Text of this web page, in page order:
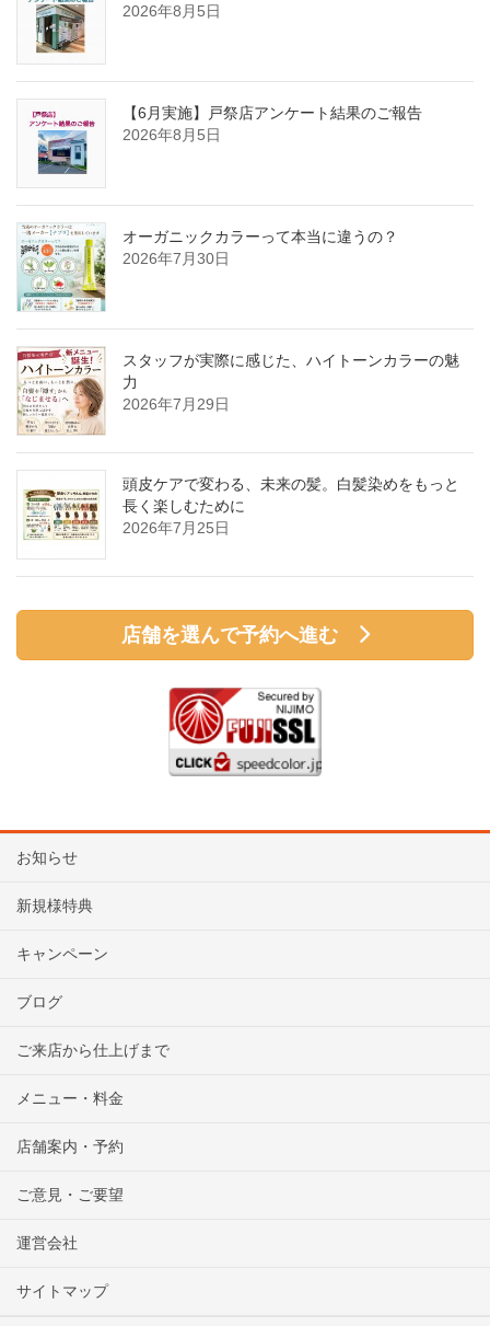
2026年8月5日
【6月実施】戸祭店アンケート結果のご報告
2026年8月5日
オーガニックカラーって本当に違うの？
2026年7月30日
スタッフが実際に感じた、ハイトーンカラーの魅
力
2026年7月29日
頭皮ケアで変わる、未来の髪。白髪染めをもっと
長く楽しむために
2026年7月25日
店舗を選んで予約へ進む
お知らせ
新規様特典
キャンペーン
ブログ
ご来店から仕上げまで
メニュー・料金
店舗案内・予約
ご意見・ご要望
運営会社
サイトマップ